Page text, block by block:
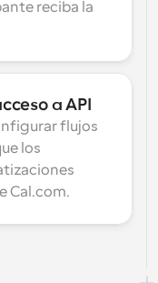
reciba la
a API
flujos
los
Cal.com.